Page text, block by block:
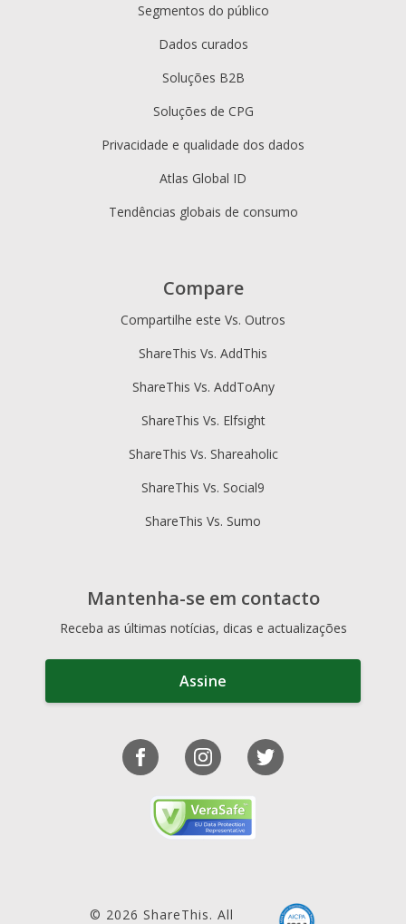
Segmentos do público
Dados curados
Soluções B2B
Soluções de CPG
Privacidade e qualidade dos dados
Atlas Global ID
Tendências globais de consumo
Compare
Compartilhe este Vs. Outros
ShareThis Vs. AddThis
ShareThis Vs. AddToAny
ShareThis Vs. Elfsight
ShareThis Vs. Shareaholic
ShareThis Vs. Social9
ShareThis Vs. Sumo
Mantenha-se em contacto
Receba as últimas notícias, dicas e actualizações
Assine
© 2026 ShareThis. All